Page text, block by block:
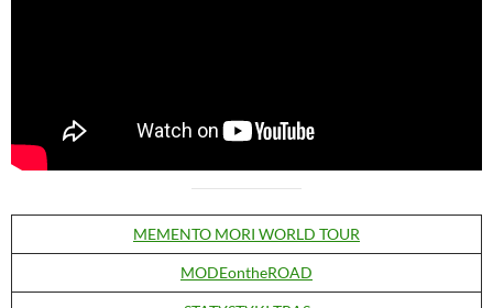
MEMENTO MORI WORLD TOUR
MODEontheROAD